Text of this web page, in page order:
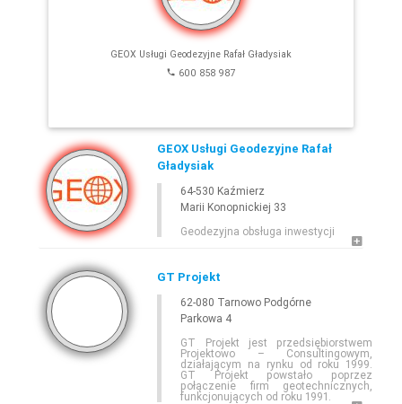
WIELKOPOLSKIE »
GEOX Usługi Geodezyjne Rafał Gładysiak
600 858 987
GEOX Usługi Geodezyjne Rafał
Gładysiak
64-530 Kaźmierz
Marii Konopnickiej 33
Geodezyjna obsługa inwestycji
GT Projekt
62-080 Tarnowo Podgórne
Parkowa 4
GT Projekt jest przedsiębiorstwem
Projektowo – Consultingowym,
działającym na rynku od roku 1999.
GT Projekt powstało poprzez
połączenie firm geotechnicznych,
funkcjonujących od roku 1991.